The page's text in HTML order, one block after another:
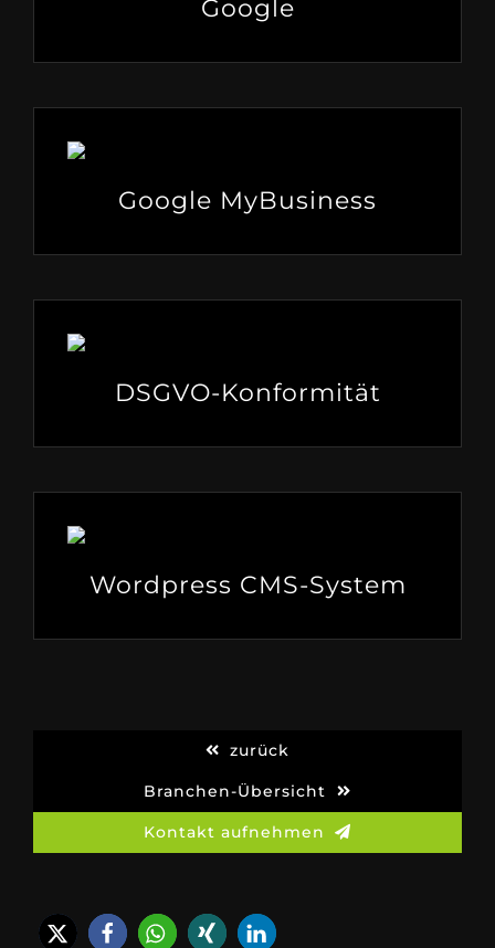
Google
Google MyBusiness
DSGVO-Konformität
Wordpress CMS-System
zurück
Branchen-Übersicht
Kontakt aufnehmen